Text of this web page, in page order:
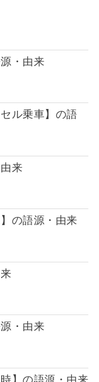
・由来
ル乗車】の語
来
の語源・由来
・由来
】の語源・由来